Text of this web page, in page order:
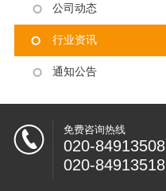
公司动态
行业资讯
通知公告
免费咨询热线
020-84913508
020-84913518